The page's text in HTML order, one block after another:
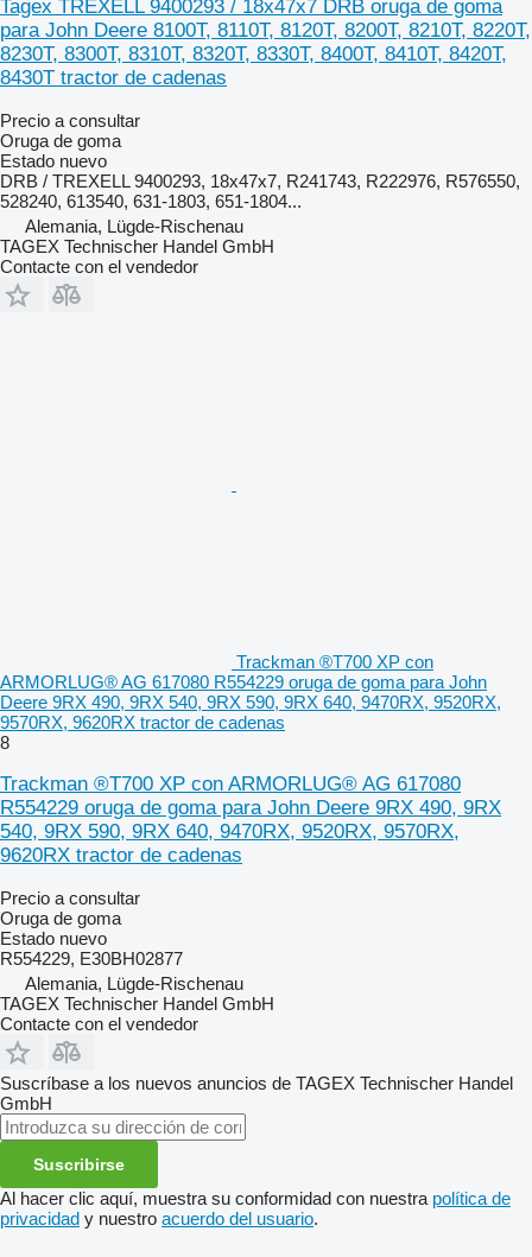
Tagex TREXELL 9400293 / 18x47x7 DRB oruga de goma
para John Deere 8100T, 8110T, 8120T, 8200T, 8210T, 8220T,
8230T, 8300T, 8310T, 8320T, 8330T, 8400T, 8410T, 8420T,
8430T tractor de cadenas
Precio a consultar
Oruga de goma
Estado nuevo
DRB / TREXELL 9400293, 18x47x7, R241743, R222976, R576550,
528240, 613540, 631-1803, 651-1804...
Alemania, Lügde-Rischenau
TAGEX Technischer Handel GmbH
Contacte con el vendedor
Trackman ®T700 XP con
ARMORLUG® AG 617080 R554229 oruga de goma para John
Deere 9RX 490, 9RX 540, 9RX 590, 9RX 640, 9470RX, 9520RX,
9570RX, 9620RX tractor de cadenas
8
Trackman ®T700 XP con ARMORLUG® AG 617080
R554229 oruga de goma para John Deere 9RX 490, 9RX
540, 9RX 590, 9RX 640, 9470RX, 9520RX, 9570RX,
9620RX tractor de cadenas
Precio a consultar
Oruga de goma
Estado nuevo
R554229, E30BH02877
Alemania, Lügde-Rischenau
TAGEX Technischer Handel GmbH
Contacte con el vendedor
Suscríbase a los nuevos anuncios de TAGEX Technischer Handel
GmbH
Suscribirse
Al hacer clic aquí, muestra su conformidad con nuestra política de
privacidad y nuestro acuerdo del usuario.